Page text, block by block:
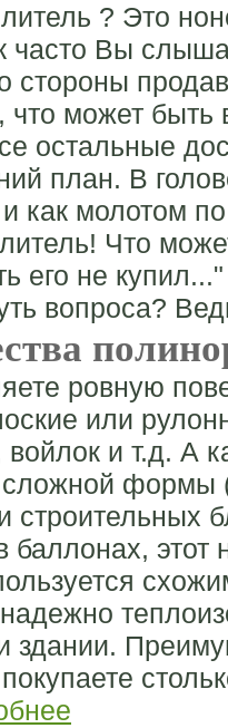
? Это
Вы
стороны
что может
остальные
план. В
как молотом
Что
его не
вопроса?
ровную
или
и т.д. А
сложной формы
строительных
баллонах,
здании.